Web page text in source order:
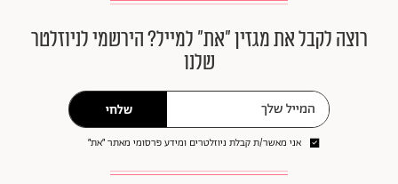
רוצה לקבל את מגזין ״את״ למייל? הירשמי לניוזלטר
שלנו
שלחי
אני מאשר/ת קבלת ניוזלטרים ומידע פרסומי מאתר ״את״